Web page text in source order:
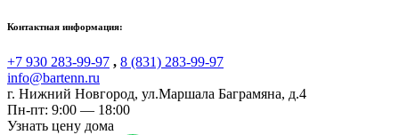
Контактная информация:
+7 930 283-99-97 , 8 (831) 283-99-97
info@bartenn.ru
г. Нижний Новгород, ул.Маршала Баграмяна, д.4
Пн-пт: 9:00 — 18:00
Узнать цену дома